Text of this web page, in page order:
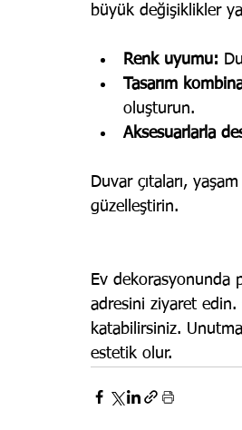
büyük değişiklikler
Renk uyumu:
Tasarım
oluşturun.
Aksesuarlarla
Duvar çıtaları,
güzelleştirin.
Ev dekorasyonunda
adresini ziyaret edin.
katabilirsiniz.
estetik olur.